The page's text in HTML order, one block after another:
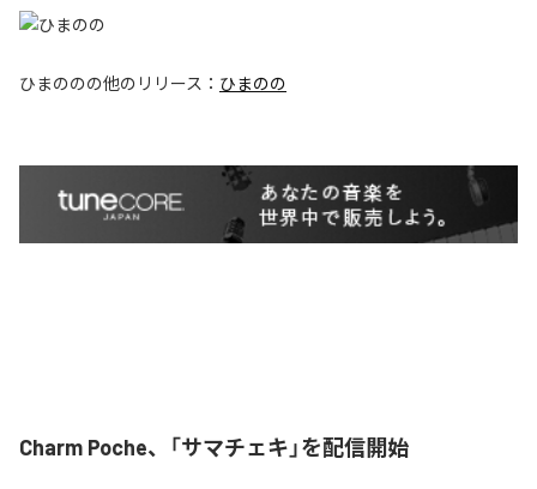
ひまののの他のリリース： ひまのの
Charm Poche、「サマチェキ」を配信開始